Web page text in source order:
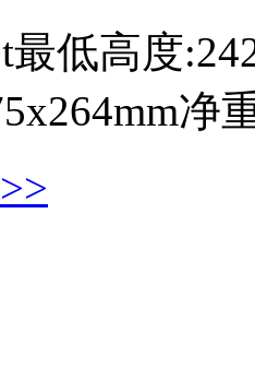
最低高度